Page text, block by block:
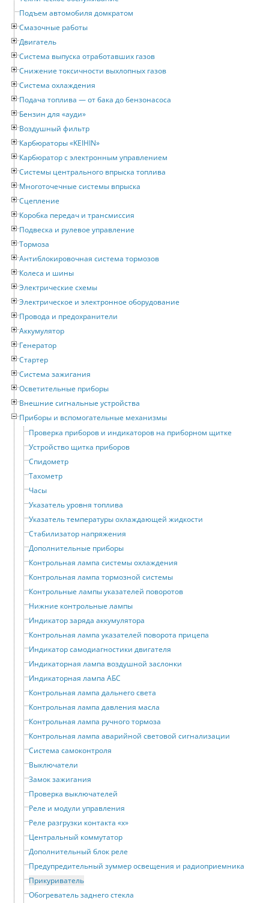
Подъем автомобиля домкратом
Смазочные работы
Двигатель
Система выпуска отработавших газов
Снижение токсичности выхлопных газов
Система охлаждения
Подача топлива — от бака до бензонасоса
Бензин для «ауди»
Воздушный фильтр
Карбюраторы «KEIHIN»
Карбюратор с электронным управлением
Системы центрального впрыска топлива
Многоточечные системы впрыска
Сцепление
Коробка передач и трансмиссия
Подвеска и рулевое управление
Тормоза
Антиблокировочная система тормозов
Колеса и шины
Электрические схемы
Электрическое и электронное оборудование
Провода и предохранители
Аккумулятор
Генератор
Стартер
Система зажигания
Осветительные приборы
Внешние сигнальные устройства
Приборы и вспомогательные механизмы
Проверка приборов и индикаторов на приборном щитке
Устройство щитка приборов
Спидометр
Тахометр
Часы
Указатель уровня топлива
Указатель температуры охлаждающей жидкости
Стабилизатор напряжения
Дополнительные приборы
Контрольная лампа системы охлаждения
Контрольная лампа тормозной системы
Контрольные лампы указателей поворотов
Нижние контрольные лампы
Индикатор заряда аккумулятора
Контрольная лампа указателей поворота прицепа
Индикатор самодиагностики двигателя
Индикаторная лампа воздушной заслонки
Индикаторная лампа АБС
Контрольная лампа дальнего света
Контрольная лампа давления масла
Контрольная лампа ручного тормоза
Контрольная лампа аварийной световой сигнализации
Система самоконтроля
Выключатели
Замок зажигания
Проверка выключателей
Реле и модули управления
Реле разгрузки контакта «x»
Центральный коммутатор
Дополнительный блок реле
Предупредительный зуммер освещения и радиоприемника
Прикуриватель
Обогреватель заднего стекла